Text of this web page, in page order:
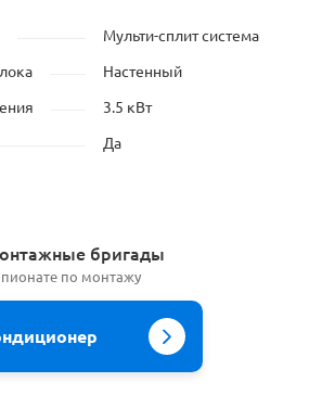
Мульти-сплит система
Настенный
3.5 кВт
Да
бригады
по монтажу